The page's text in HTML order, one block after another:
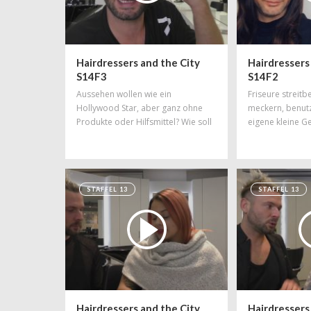
Hairdressers and the City
S14F3
Aussehen wollen wie ein
Hollywood Star, aber ganz ohne
Produkte oder Hilfsmittel? Wie soll
S14F2
Friseure
meckern,
eigene kleine
STAFFEL 13
Hairdressers and the City
STAFFEL 13